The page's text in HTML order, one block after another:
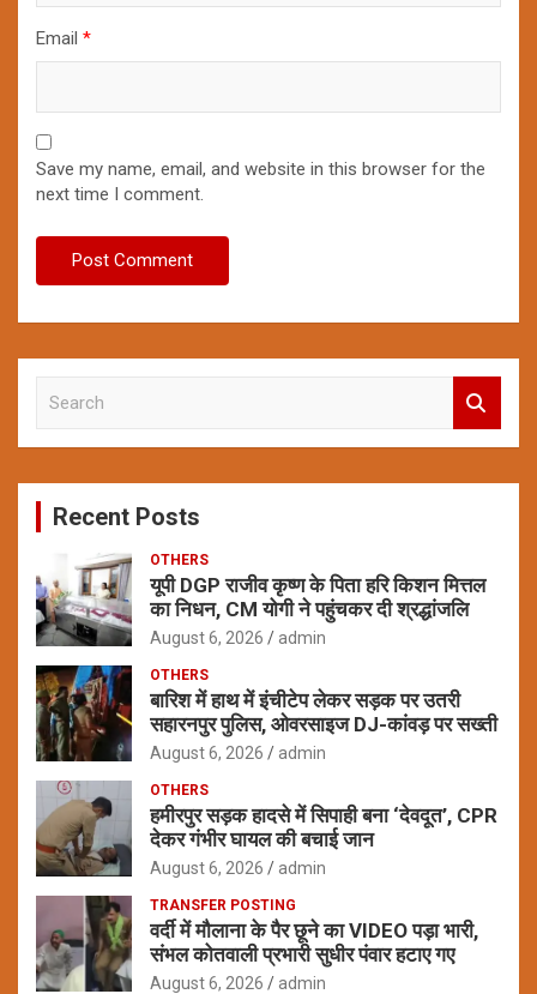
Email *
Save my name, email, and website in this browser for the
next time I comment.
c
Recent Posts
OTHERS
यूपी DGP राजीव कृष्ण के पिता हरि किशन मित्तल
का निधन, CM योगी ने पहुंचकर दी श्रद्धांजलि
August 6, 2026 admin
OTHERS
बारिश में हाथ में इंचीटेप लेकर सड़क पर उतरी
सहारनपुर पुलिस, ओवरसाइज DJ-कांवड़ पर सख्ती
August 6, 2026 admin
OTHERS
हमीरपुर सड़क हादसे में सिपाही बना ‘देवदूत’, CPR
देकर गंभीर घायल की बचाई जान
August 6, 2026 admin
TRANSFER POSTING
वर्दी में मौलाना के पैर छूने का VIDEO पड़ा भारी,
संभल कोतवाली प्रभारी सुधीर पंवार हटाए गए
August 6, 2026 admin